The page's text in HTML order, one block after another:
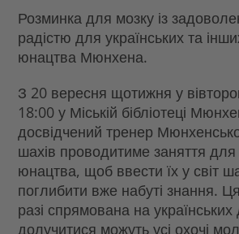
Розминка для мозку із
радістю для українських та
юнацтва Мюнхена.
З 20 вересня щотижня у
18:00 у Міській бібліотеці
досвідчений тренер
шахів проводитиме заняття для
юнацтва, щоб ввести їх у світ
поглибити вже набуті знання.
разі спрямована на українських
долучитися можуть усі охочі